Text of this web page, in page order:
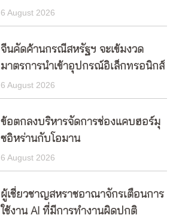
6 August 2026
จีนคัดค้านกรณีสหรัฐฯ จะเข้มงวด
มาตรการนำเข้าอุปกรณ์อิเล็กทรอนิกส์
6 August 2026
ข้อตกลงบริหารจัดการช่องแคบฮอร์มุ
ซอิหร่านกับโอมาน
6 August 2026
ผู้เชี่ยวชาญสหราชอาณาจักรเตือนการ
ใช้งาน AI ที่มีการทำงานผิดปกติ